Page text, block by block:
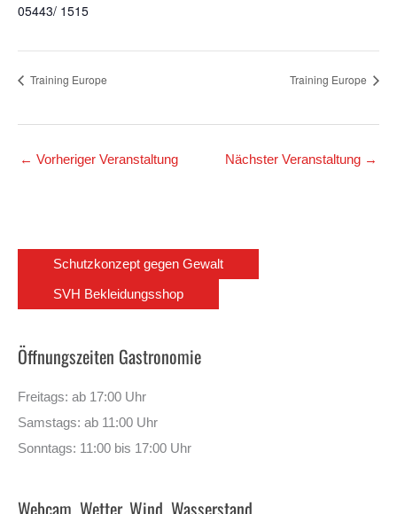
05443/ 1515
Training Europe Training Europe
← Vorheriger Veranstaltung Nächster Veranstaltung →
Schutzkonzept gegen Gewalt
SVH Bekleidungsshop
Öffnungszeiten Gastronomie
Freitags: ab 17:00 Uhr
Samstags: ab 11:00 Uhr
Sonntags: 11:00 bis 17:00 Uhr
Webcam, Wetter, Wind, Wasserstand